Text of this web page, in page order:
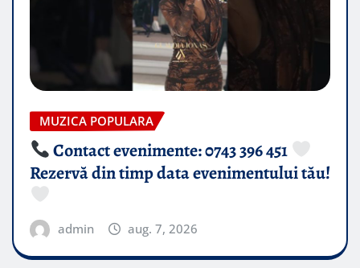
MUZICA POPULARA
Contact evenimente: 0743 396 451
Rezervă din timp data evenimentului tău!
admin aug. 7, 2026